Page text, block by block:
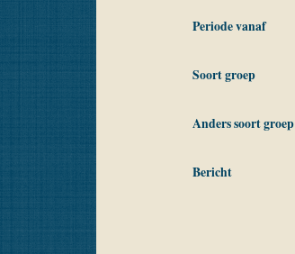
Periode vanaf
Soort groep
Anders soort groep
Bericht